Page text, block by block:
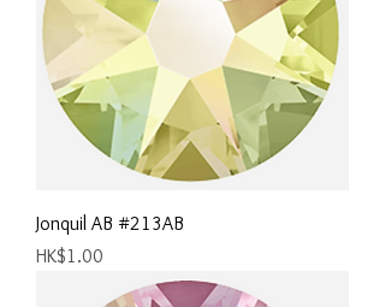
Jonquil AB #213AB
價格
HK$1.00